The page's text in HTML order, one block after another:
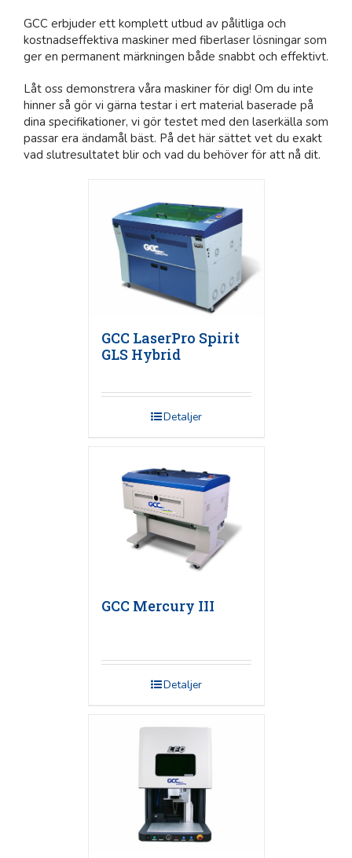
GCC erbjuder ett komplett utbud av pålitliga och
kostnadseffektiva maskiner med fiberlaser lösningar som
ger en permanent märkningen både snabbt och effektivt.
Låt oss demonstrera våra maskiner för dig! Om du inte
hinner så gör vi gärna testar i ert material baserade på
dina specifikationer, vi gör testet med den laserkälla som
passar era ändamål bäst. På det här sättet vet du exakt
vad slutresultatet blir och vad du behöver för att nå dit.
GCC LaserPro Spirit
GLS Hybrid
Detaljer
GCC Mercury III
Detaljer